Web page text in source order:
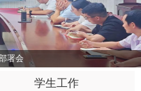
署会
学生工作